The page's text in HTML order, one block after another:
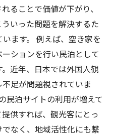
ることで価値が下がり、
いった問題を解決するた
ます。 例えば、空き家を
ションを行い民泊として
近年、日本では外国人観
足が問題視されていま
民泊サイトの利用が増えて
供すれば、観光客にとっ
なく、地域活性化にも繋